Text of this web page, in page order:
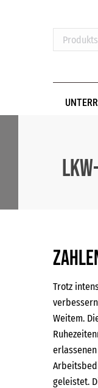
Trotz
Weitem.
geleistet.